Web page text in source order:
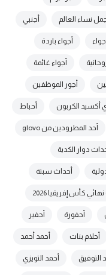
نساء العالم أجنبي
أجواء أجواء باردة
أجواء غائمة
أجور الموظفين
أكسيد الكربون أحباط
أحد المطرودين من glovo
دوار الكدية
أحداث سبتة
كأس إفريقيا 2026
أحفورة أحفير
أحلام بنات أحمد أحمد
التوفيق أحمد التويزي